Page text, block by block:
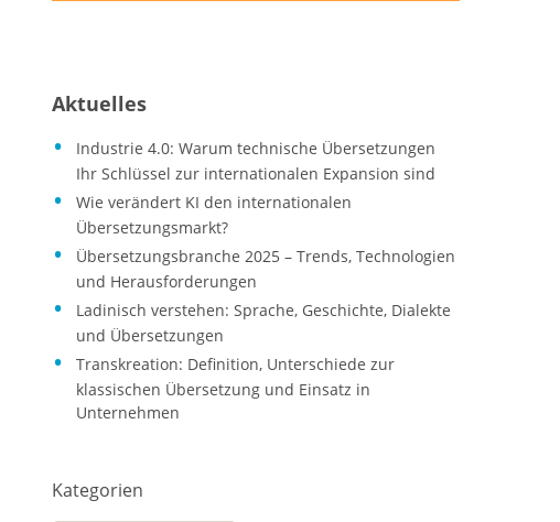
Aktuelles
Industrie 4.0: Warum technische Übersetzungen
Ihr Schlüssel zur internationalen Expansion sind
Wie verändert KI den internationalen
Übersetzungsmarkt?
Übersetzungsbranche 2025 – Trends, Technologien
und Herausforderungen
Ladinisch verstehen: Sprache, Geschichte, Dialekte
und Übersetzungen
Transkreation: Definition, Unterschiede zur
klassischen Übersetzung und Einsatz in
Unternehmen
Kategorien